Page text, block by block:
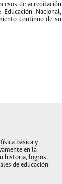
de acreditación
Nacional,
continuo de su
básica y
en la
historia, logros,
de educación